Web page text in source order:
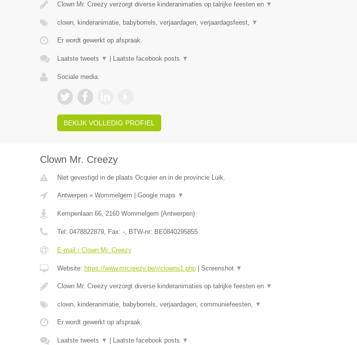
Clown Mr. Creezy verzorgt diverse kinderanimaties op talrijke feesten en ▼
clown, kinderanimatie, babyborrels, verjaardagen, verjaardagsfeest, ▼
Er wordt gewerkt op afspraak.
Laatste tweets ▼ Laatste facebook posts ▼
Sociale media:
BEKIJK VOLLEDIG PROFIEL
Clown Mr. Creezy
Niet gevestigd in de plaats Ocquier en in de provincie Luik.
Antwerpen» Wommelgem Google maps ▼
Kempenlaan 66, 2160 Wommelgem (Antwerpen)
Tel: 0478822879, Fax: -, BTW-nr: BE0840295855
E-mail › Clown Mr. Creezy
Website: https://www.mrcreezy.be/r/clowns1.php| Screenshot ▼
Clown Mr. Creezy verzorgt diverse kinderanimaties op talrijke feesten en ▼
clown, kinderanimatie, babyborrels, verjaardagen, communiefeesten, ▼
Er wordt gewerkt op afspraak.
Laatste tweets ▼ Laatste facebook posts ▼